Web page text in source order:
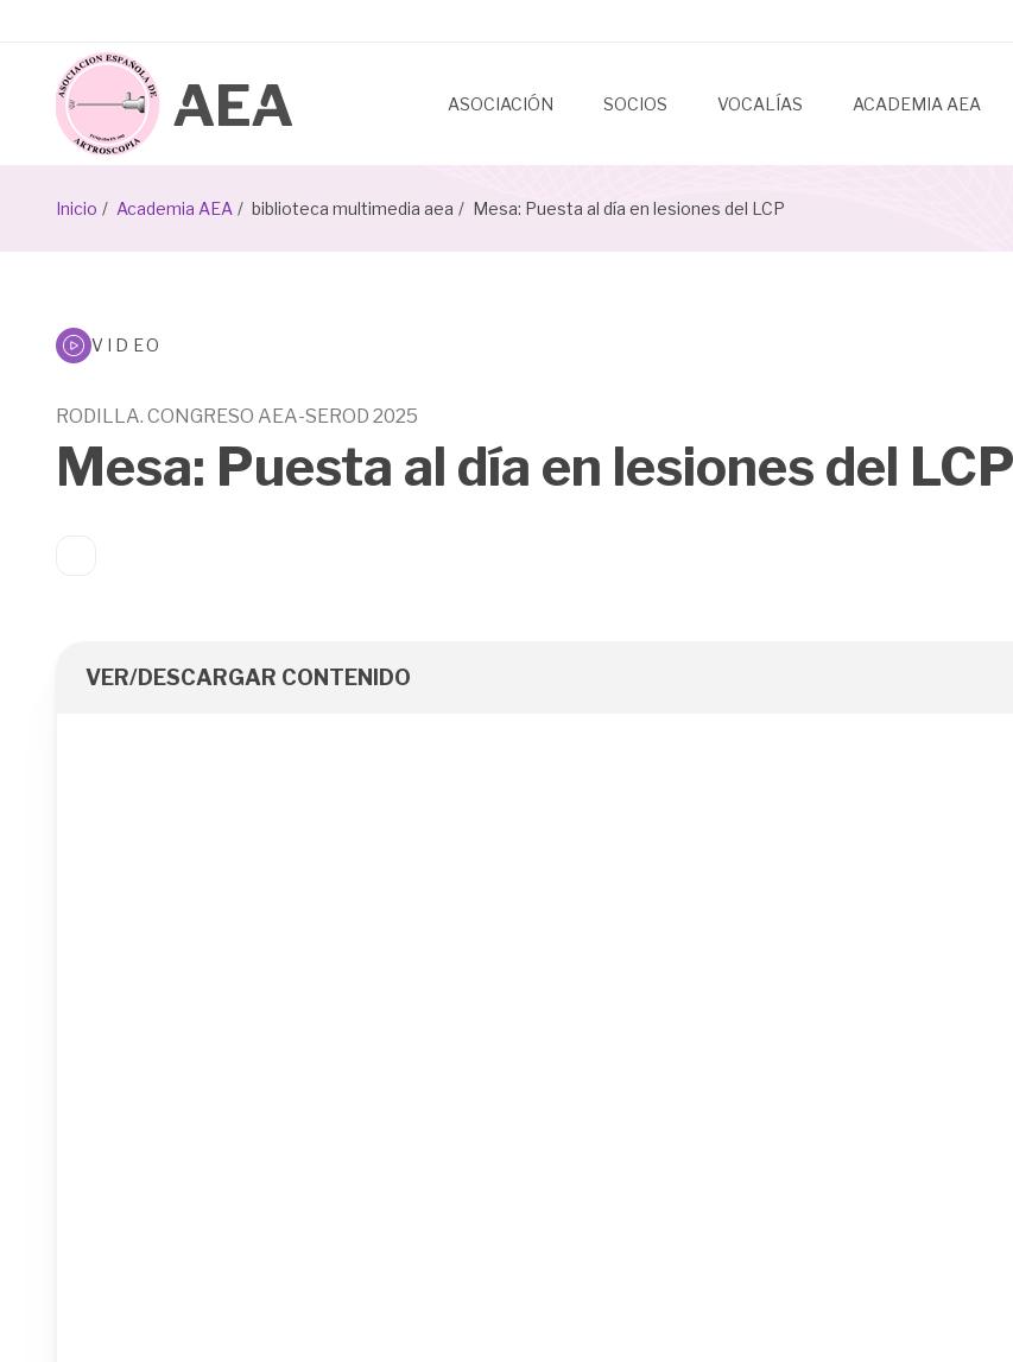
contenido
principal
ASOCIACIÓN SOCIOS VOCALÍAS ACADEMIA AEA
Sobrescribir
ayuda
a
la
navegación
Inicio Academia AEA biblioteca multimedia aea Mesa: Puesta al día en lesiones del LCP
Biblioteca
VIDEO
RODILLA. CONGRESO AEA-SEROD 2025
Mesa: Puesta al día en lesiones del LCP
VER/DESCARGAR CONTENIDO